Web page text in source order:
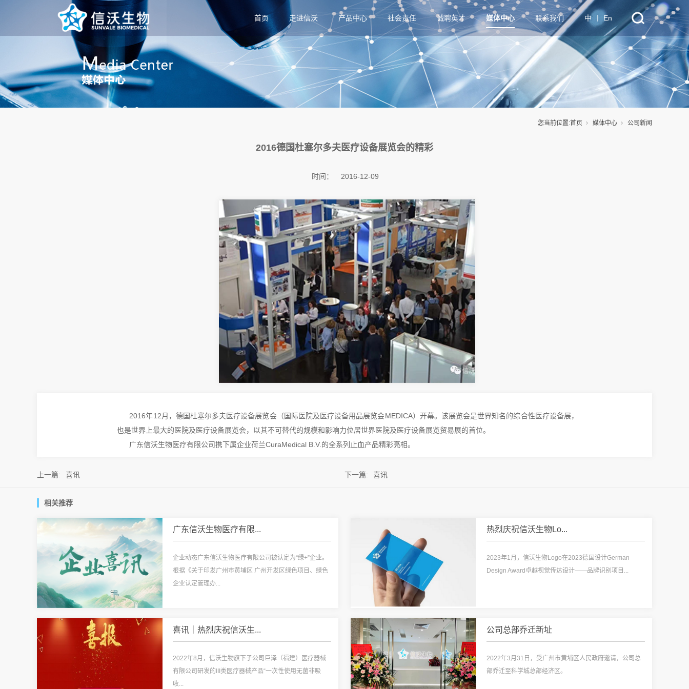
首页 走进信沃 产品中心 社会责任 诚聘英才 媒体中心 联系我们 中 En
您当前位置:首页 媒体中心 公司新闻
2016德国杜塞尔多夫医疗设备展览会的精彩
时间： 2016-12-09
2016年12月，德国杜塞尔多夫医疗设备展览会（国际医院及医疗设备用品展览会MEDICA）开幕。该展览会是世界知名的综合性医疗设备展，
也是世界上最大的医院及医疗设备展览会，以其不可替代的规模和影响力位居世界医院及医疗设备展览贸易展的首位。
广东信沃生物医疗有限公司携下属企业荷兰CuraMedical B.V.的全系列止血产品精彩亮相。
上一篇: 喜讯 下一篇: 喜讯
相关推荐
广东信沃生物医疗有限...
企业动态广东信沃生物医疗有限公司被认定为“绿+”企业。
根据《关于印发广州市黄埔区 广州开发区绿色项目、绿色
企业认定管理办...
热烈庆祝信沃生物Lo...
2023年1月，信沃生物Logo在2023德国设计German
Design Award卓越视觉传达设计——品牌识别项目...
喜讯｜热烈庆祝信沃生...
2022年8月，信沃生物旗下子公司巨泽（福建）医疗器械
有限公司研发的III类医疗器械产品“一次性使用无菌非吸
收...
公司总部乔迁新址
2022年3月31日，受广州市黄埔区人民政府邀请，公司总
部乔迁至科学城总部经济区。